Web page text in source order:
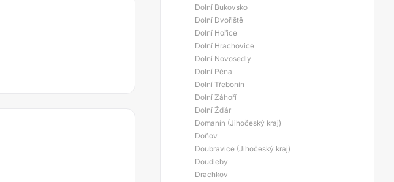
Dolní Bukovsko
Dolní Dvořiště
Dolní Hořice
Dolní Hrachovice
Dolní Novosedly
Dolní Pěna
Dolní Třebonín
Dolní Záhoří
Dolní Žďár
Domanín (Jihočeský kraj)
Doňov
Doubravice (Jihočeský kraj)
Doudleby
Drachkov